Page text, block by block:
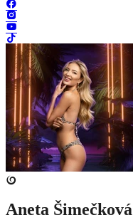
Aneta Šimečková